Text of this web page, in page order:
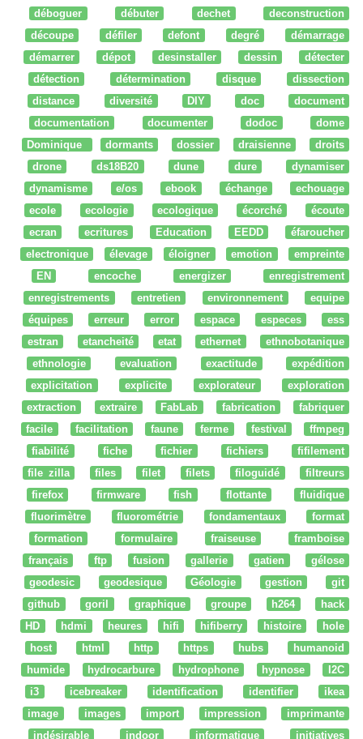
déboguer
débuter dechet
deconstruction
découpe
défiler defont degré
démarrage
démarrer
dépot desinstaller dessin
détecter
détection
détermination disque
dissection
distance
diversité DIY doc
document
documentation
documenter dodoc
dome
Dominique
dormants dossier draisienne
droits
drone
ds18B20 dune dure
dynamiser
dynamisme
e/os ebook échange
echouage
ecole
ecologie ecologique écorché
écoute
ecran
ecritures Education EEDD
éfaroucher
electronique
élevage éloigner emotion
empreinte
EN
encoche energizer
enregistrement
enregistrements
entretien environnement
equipe
équipes
erreur error espace especes
ess
estran
etancheité etat ethernet
ethnobotanique
ethnologie
evaluation exactitude
expédition
explicitation
explicite explorateur
exploration
extraction
extraire FabLab fabrication
fabriquer
facile
facilitation faune ferme festival
ffmpeg
fiabilité
fiche fichier fichiers
fifilement
file zilla
files filet filets filoguidé
filtreurs
firefox
firmware fish flottante
fluidique
fluorimètre
fluorométrie fondamentaux
format
formation
formulaire fraiseuse
framboise
français
ftp fusion gallerie gatien
gélose
geodesic
geodesique Géologie gestion
git
github
goril graphique groupe h264
hack
HD
hdmi heures hifi hifiberry histoire
hole
host
html http https hubs
humanoid
humide
hydrocarbure hydrophone hypnose
I2C
i3
icebreaker identification identifier
ikea
image
images import impression
imprimante
indésirable
indoor informatique initiatives